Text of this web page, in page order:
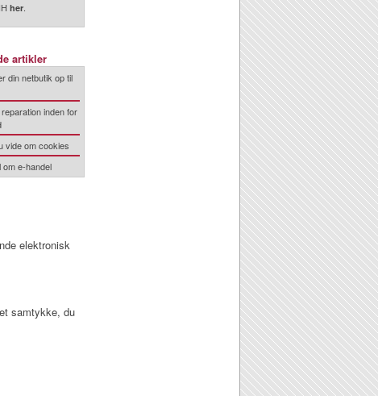
her.
artikler
din netbutik op til
inden for
vide om cookies
om e-handel
elektronisk
samtykke, du